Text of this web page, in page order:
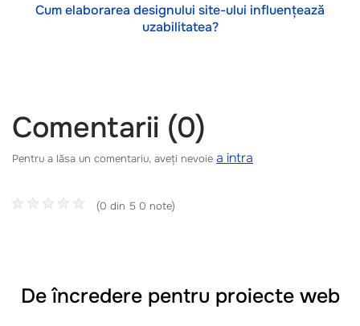
Cum elaborarea designului site-ului influențează
uzabilitatea?
Comentarii (0)
Pentru a lăsa un comentariu, aveți nevoie a intra
(0 din 5 0 note)
De încredere pentru proiecte web